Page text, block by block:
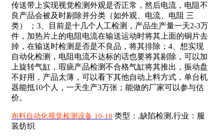
传送带上实现视觉检测外观是否正常，然后电流，电阻不
良产品会被及时剔除并分类（如外观、电流、电阻 三
类） ；3、目前是十几个人工检测，产品生产量一天2-3万
件，加热片上的电阻电流在输送运动时将其上面的铜片去
掉，在输送时检测是否是不良品，将其排除；4、想实现
自动化检测，电阻电流不达标的话也要将其剔除，可以加
上旋转气缸，瑕疵产品检测不合格气缸将其推出，振动盘
不好用，产品太薄，可以看下其他自动上料方式，单台机
器能抵10个人，一天生产3万张；能做的厂家可以参与估
价。
布料自动化视觉检测设备 10-18 类型：,缺陷检测,行业：服
装纺织